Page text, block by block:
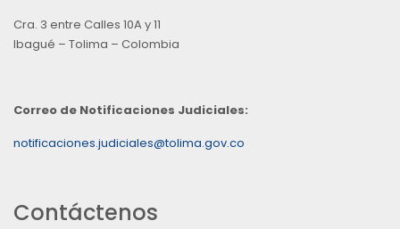
Cra. 3 entre Calles 10A y 11
Ibagué – Tolima – Colombia
Correo de Notificaciones Judiciales:
notificaciones.judiciales@tolima.gov.co
Contáctenos